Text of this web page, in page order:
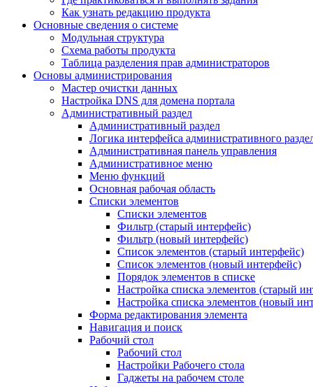
Как узнать редакцию продукта
Основные сведения о системе
Модульная структура
Схема работы продукта
Таблица разделения прав администраторов
Основы администрирования
Мастер очистки данных
Настройка DNS для домена портала
Административный раздел
Административный раздел
Логика интерфейса административного
Административная панель управления
Административное меню
Меню функций
Основная рабочая область
Списки элементов
Списки элементов
Фильтр (старый интерфейс)
Фильтр (новый интерфейс)
Список элементов (старый интерфейс)
Список элементов (новый интерфейс)
Порядок элементов в списке
Настройка списка элементов (старый
Настройка списка элементов (новый
Форма редактирования элемента
Навигация и поиск
Рабочий стол
Рабочий стол
Настройки Рабочего стола
Гаджеты на рабочем столе